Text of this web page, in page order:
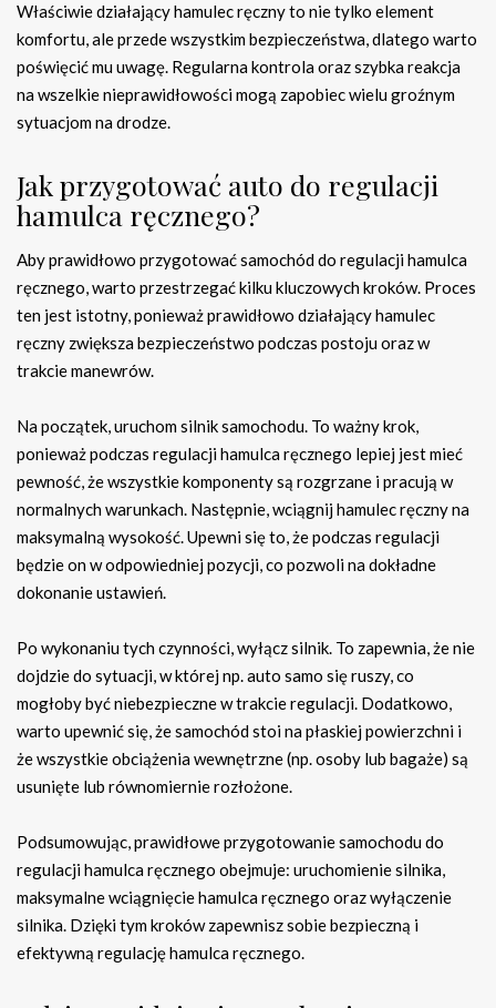
Właściwie działający hamulec ręczny to nie tylko element
komfortu, ale przede wszystkim bezpieczeństwa, dlatego warto
poświęcić mu uwagę. Regularna kontrola oraz szybka reakcja
na wszelkie nieprawidłowości mogą zapobiec wielu groźnym
sytuacjom na drodze.
Jak przygotować auto do regulacji
hamulca ręcznego?
Aby prawidłowo przygotować samochód do regulacji hamulca
ręcznego, warto przestrzegać kilku kluczowych kroków. Proces
ten jest istotny, ponieważ prawidłowo działający hamulec
ręczny zwiększa bezpieczeństwo podczas postoju oraz w
trakcie manewrów.
Na początek, uruchom silnik samochodu. To ważny krok,
ponieważ podczas regulacji hamulca ręcznego lepiej jest mieć
pewność, że wszystkie komponenty są rozgrzane i pracują w
normalnych warunkach. Następnie, wciągnij hamulec ręczny na
maksymalną wysokość. Upewni się to, że podczas regulacji
będzie on w odpowiedniej pozycji, co pozwoli na dokładne
dokonanie ustawień.
Po wykonaniu tych czynności, wyłącz silnik. To zapewnia, że nie
dojdzie do sytuacji, w której np. auto samo się ruszy, co
mogłoby być niebezpieczne w trakcie regulacji. Dodatkowo,
warto upewnić się, że samochód stoi na płaskiej powierzchni i
że wszystkie obciążenia wewnętrzne (np. osoby lub bagaże) są
usunięte lub równomiernie rozłożone.
Podsumowując, prawidłowe przygotowanie samochodu do
regulacji hamulca ręcznego obejmuje: uruchomienie silnika,
maksymalne wciągnięcie hamulca ręcznego oraz wyłączenie
silnika. Dzięki tym kroków zapewnisz sobie bezpieczną i
efektywną regulację hamulca ręcznego.